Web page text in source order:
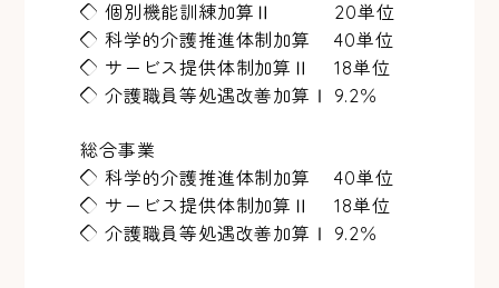
◇ 個別機能訓練加算Ⅱ 20単位
◇ 科学的介護推進体制加算 40単位
◇ サービス提供体制加算Ⅱ 18単位
◇ 介護職員等処遇改善加算Ⅰ 9.2％
総合事業
◇ 科学的介護推進体制加算 40単位
◇ サービス提供体制加算Ⅱ 18単位
◇ 介護職員等処遇改善加算Ⅰ 9.2％